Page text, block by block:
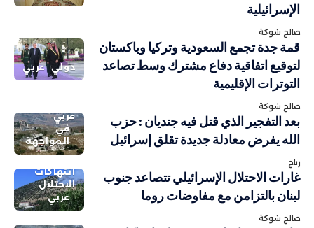
الإسرائيلية
صالح شوكة
دولي عربي
قمة جدة تجمع السعودية وتركيا وباكستان
لتوقيع اتفاقية دفاع مشترك وسط تصاعد
التوترات الإقليمية
صالح شوكة
عربي
في
المواجهة
بعد التفجير الذي قتل فيه جنديان : حزب
الله يفرض معادلة جديدة تقلق إسرائيل
رباح
انتهاكات
الاحتلال
عربي
غارات الاحتلال الإسرائيلي تتصاعد جنوب
لبنان بالتزامن مع مفاوضات روما
صالح شوكة